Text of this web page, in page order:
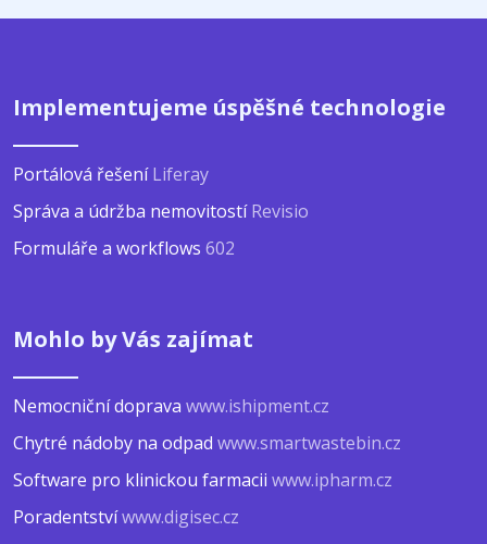
Implementujeme úspěšné technologie
Portálová řešeníLiferay
Správa a údržba nemovitostíRevisio
Formuláře a workflows 602
Mohlo by Vás zajímat
Nemocniční doprava www.ishipment.cz
Chytré nádoby na odpad www.smartwastebin.cz
Software pro klinickou farmacii www.ipharm.cz
Poradentstvíwww.digisec.cz